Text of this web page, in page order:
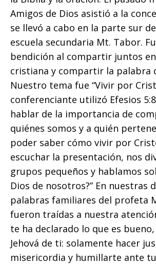
Amigos de Dios asistió a la
se llevó a cabo en la parte sur
escuela secundaria Mt. Tabor.
bendición al compartir juntos
cristiana y compartir la palabra
Nuestro tema fue “Vivir por
conferenciante utilizó Efesios
hablar de la importancia de
quiénes somos y a quién
poder saber cómo vivir por
escuchar la presentación, nos
grupos pequeños y hablamos
Dios de nosotros?” En nuestras
palabras familiares del profeta
fueron traídas a nuestra
te ha declarado lo que es
Jehová de ti: solamente hacer
misericordia y humillarte ante